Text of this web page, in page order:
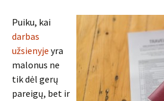
Puiku, kai
darbas
užsienyje yra
malonus ne
tik dėl gerų
pareigų, bet ir